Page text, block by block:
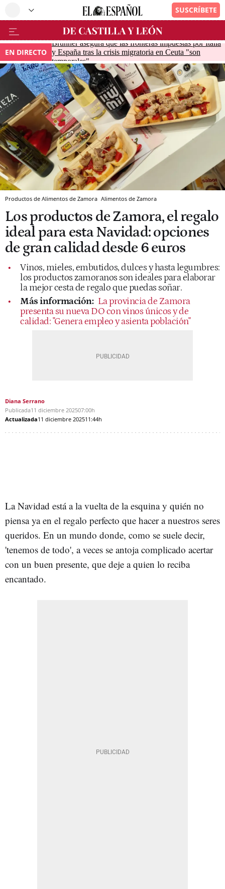
EN DIRECTO
Brunner asegura que las fronteras impuestas por Italia
y España tras la crisis migratoria en Ceuta "son
temporales"
Productos de Alimentos de Zamora Alimentos de Zamora
Los productos de Zamora, el regalo
ideal para esta Navidad: opciones
de gran calidad desde 6 euros
Vinos, mieles, embutidos, dulces y hasta legumbres:
los productos zamoranos son ideales para elaborar
la mejor cesta de regalo que puedas soñar.
Más información: La provincia de Zamora
presenta su nueva DO con vinos únicos y de
calidad: "Genera empleo y asienta población"
Diana Serrano
Publicada11 diciembre 202507:00h
Actualizada11 diciembre 202511:44h
La Navidad está a la vuelta de la esquina y quién no
piensa ya en el regalo perfecto que hacer a nuestros seres
queridos. En un mundo donde, como se suele decir,
'tenemos de todo', a veces se antoja complicado acertar
con un buen presente, que deje a quien lo reciba
encantado.